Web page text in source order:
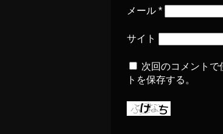
メール *
サイト
次回のコメントで
トを保存する。